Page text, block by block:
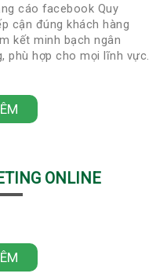
cáo facebook Quy
cận đúng khách hàng
kết minh bạch ngân
phù hợp cho mọi lĩnh vực.
ONLINE